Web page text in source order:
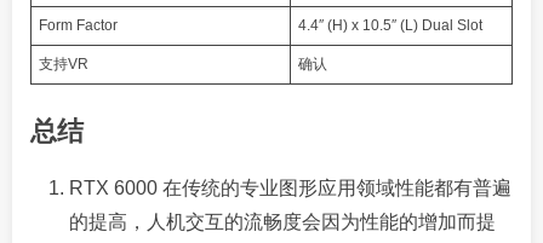
Form Factor 4.4″ (H) x 10.5″ (L) Dual Slot
支持VR 确认
总结
RTX 6000 在传统的专业图形应用领域性能都有普遍
的提高，人机交互的流畅度会因为性能的增加而提